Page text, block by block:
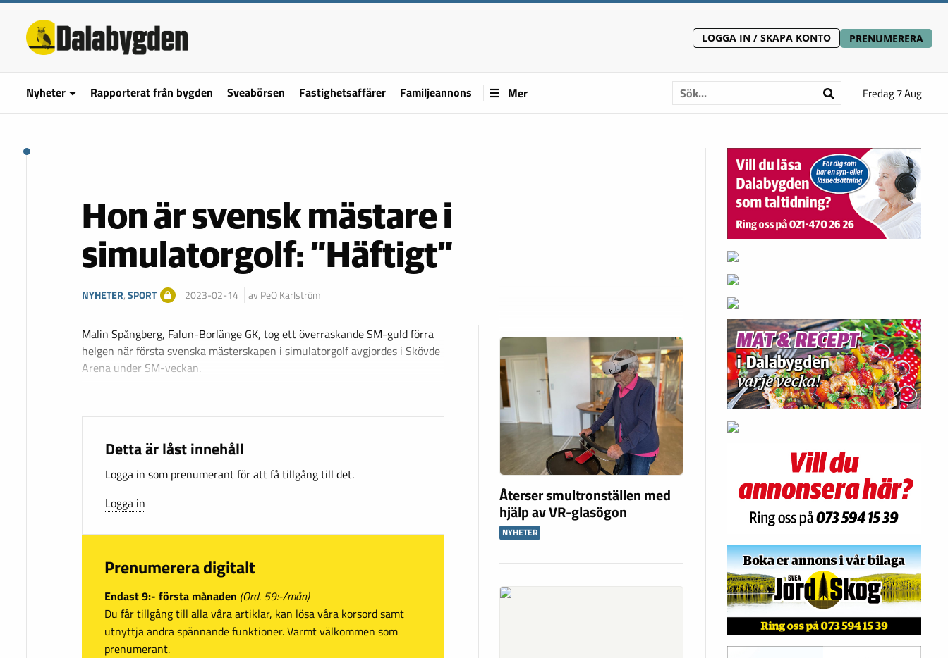
LOGGA IN / SKAPA KONTO PRENUMERERA
Nyheter Rapporterat från bygden Sveabörsen Fastighetsaffärer Familjeannons Mer Fredag 7 Aug
Hon är svensk mästare i
simulatorgolf: ”Häftigt”
NYHETER,SPORT 2023-02-14 av PeO Karlström
Malin Spångberg, Falun-Borlänge GK, tog ett överraskande SM-guld förra
helgen när första svenska mästerskapen i simulatorgolf avgjordes i Skövde
Arena under SM-veckan.
Detta är låst innehåll
Logga in som prenumerant för att få tillgång till det.
Logga in
Prenumerera digitalt
Endast 9:- första månaden (Ord. 59:-/mån)
Du får tillgång till alla våra artiklar, kan lösa våra korsord samt
utnyttja andra spännande funktioner. Varmt välkommen som
prenumerant.
Återser smultronställen med
hjälp av VR-glasögon
NYHETER